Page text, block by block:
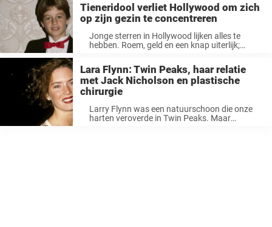
Tieneridool verliet Hollywood om zich
op zijn gezin te concentreren
Jonge sterren in Hollywood lijken alles te
hebben. Roem, geld en een knap uiterlijk;
Lara Flynn: Twin Peaks, haar relatie
met Jack Nicholson en plastische
chirurgie
Larry Flynn was een natuurschoon die onze
harten veroverde in Twin Peaks. Maar